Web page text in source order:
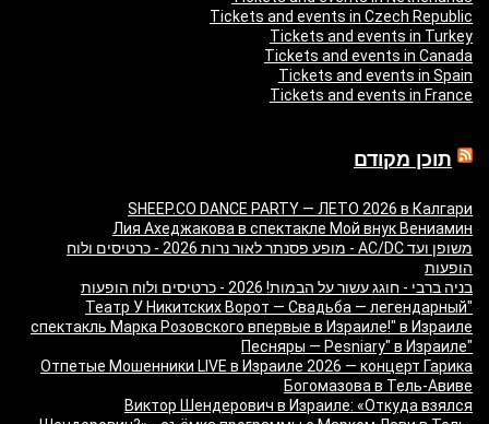
Tickets and events in Czech Republic
Tickets and events in Turkey
Tickets and events in Canada
Tickets and events in Spain
Tickets and events in France
תוכן מקודם
SHEEP.CO DANCE PARTY — ЛЕТО 2026 в Калгари
Лия Ахеджакова в спектакле Мой внук Вениамин
משופן ועד AC/DC - מופע פסנתר לאור נרות 2026 - כרטיסים ולוח
הופעות
בניה ברבי - חוגג עשור על הבמות! 2026 - כרטיסים ולוח הופעות
"Театр У Никитских Ворот — Свадьба — легендарный
спектакль Марка Розовского впервые в Израиле!" в Израиле
"Песняры — Pesniary" в Израиле
Отпетые Мошенники LIVE в Израиле 2026 — концерт Гарика
Богомазова в Тель-Авиве
Виктор Шендерович в Израиле: «Откуда взялся